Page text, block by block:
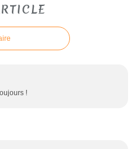
!